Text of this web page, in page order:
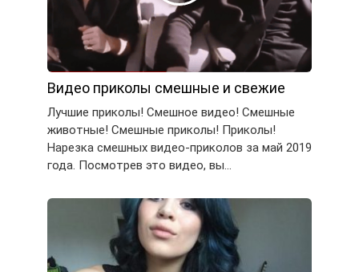
Видео приколы смешные и свежие
Лучшие приколы! Смешное видео! Смешные
животные! Смешные приколы! Приколы!
Нарезка смешных видео-приколов за май 2019
года. Посмотрев это видео, вы…